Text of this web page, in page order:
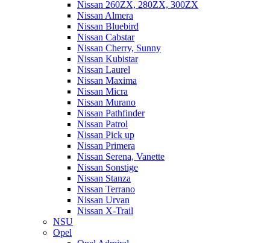
Nissan 260ZX, 280ZX, 300ZX
Nissan Almera
Nissan Bluebird
Nissan Cabstar
Nissan Cherry, Sunny
Nissan Kubistar
Nissan Laurel
Nissan Maxima
Nissan Micra
Nissan Murano
Nissan Pathfinder
Nissan Patrol
Nissan Pick up
Nissan Primera
Nissan Serena, Vanette
Nissan Sonstige
Nissan Stanza
Nissan Terrano
Nissan Urvan
Nissan X-Trail
NSU
Opel